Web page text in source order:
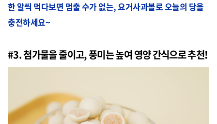
한 알씩 먹다보면 멈출 수가 없는, 요거사과볼로 오늘의 당을
충전하세요~
#3. 첨가물을 줄이고, 풍미는 높여 영양 간식으로 추천!